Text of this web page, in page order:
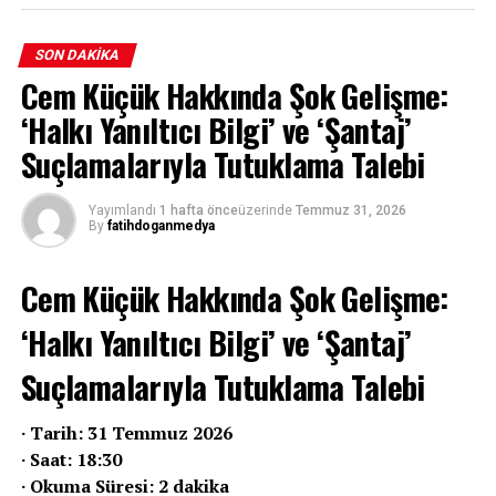
Gazete Pencere muhabiri Can
Bursalı’yı “halkı yanıltıcı bilgiyi
alenen yayma” suçlamasıyla şüpheli
sıfatıyla, gözaltı talimatı olmaksızın
ifadeye çağırdı.
Fatih Doğan Medya
Hızlı • Tarafsız • Güvenilir Haber
SON DAKIKA
Cem Küçük Hakkında Şok Gelişme:
‘Halkı Yanıltıcı Bilgi’ ve ‘Şantaj’
Suçlamalarıyla Tutuklama Talebi
Yayımlandı 1 hafta önceüzerinde Temmuz 31, 2026
By fatihdoganmedya
Cem Küçük Hakkında Şok Gelişme:
‘Halkı Yanıltıcı Bilgi’ ve ‘Şantaj’
Suçlamalarıyla Tutuklama Talebi
· Tarih: 31 Temmuz 2026
· Saat: 18:30
· Okuma Süresi: 2 dakika